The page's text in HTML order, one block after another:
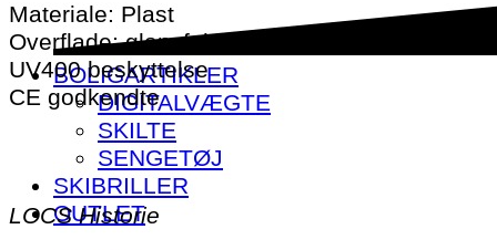
BOLIGARTIKLER
DIGITALVÆGTE
SKILTE
SENGETØJ
SKIBRILLER
OUTLET
Materiale: Plast
Overflade: glansfuld
UV400 beskyttelse
CE godkendte
LOCS Historie